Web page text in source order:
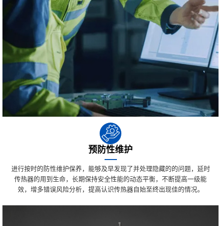
预防性维护
进行按时的防性维护保养，能够及早发现了并处理隐藏的的问题，延时
传热器的用到生命，长期保持安全性能的动态平衡，不断提高一级能
效，增多错误风险分析，提高认识传热器自始至终出现佳的情况。